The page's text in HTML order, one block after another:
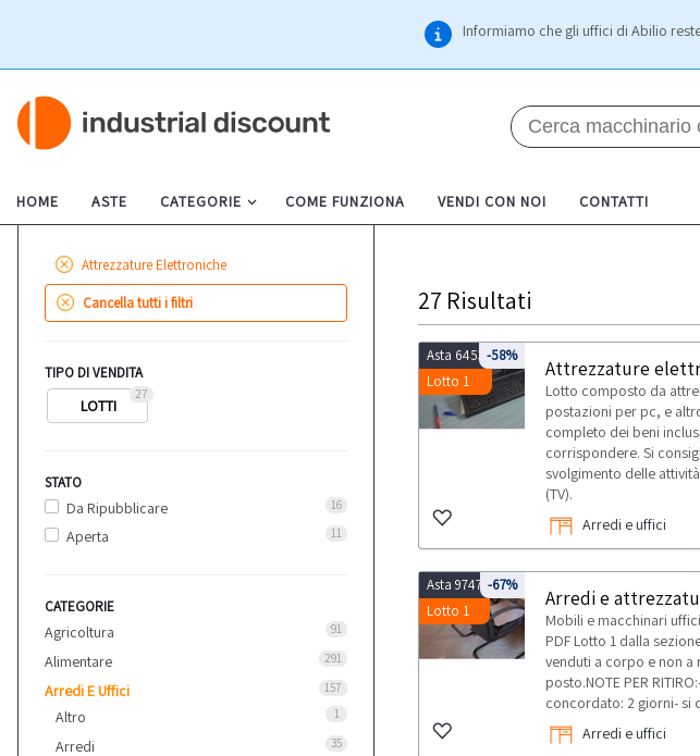
Informiamo che gli uffici di Abilio
HOME ASTE CATEGORIE COME FUNZIONA VENDI CON NOI CONTATTI
Attrezzature Elettroniche
Cancella tutti i filtri
TIPO DI VENDITA
27
LOTTI
STATO
Da Ripubblicare 16
Aperta 11
CATEGORIE
Agricoltura 91
Alimentare 291
Arredi E Uffici 157
Altro 1
Arredi 35
27 Risultati
Asta 6453
Lotto 1
-58%
Attrezzature
Lotto composto da
postazioni per pc, e
completo dei beni
corrispondere. Si
svolgimento delle
(TV).
Arredi e uffici
Asta 9747
Lotto 1
-67%
Arredi e
Mobili e macchinari
PDF Lotto 1 dalla
venduti a corpo e non a
posto.NOTE PER
concordato: 2 giorni- si
Arredi e uffici